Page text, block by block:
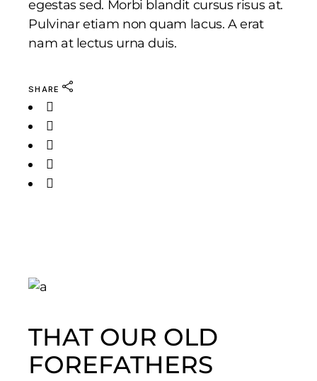
egestas sed. Morbi blandit cursus risus at.
Pulvinar etiam non quam lacus. A erat
nam at lectus urna duis.
SHARE
THAT OUR OLD
FOREFATHERS